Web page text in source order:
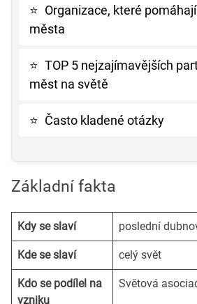
⭐ Organizace, které
města
⭐ TOP 5 nejzajímavějších
měst na světě
⭐ Často kladené otázky
Základní fakta
Kdy se slaví poslední
Kde se slaví celý svět
Kdo se podílel na
vzniku
Světová